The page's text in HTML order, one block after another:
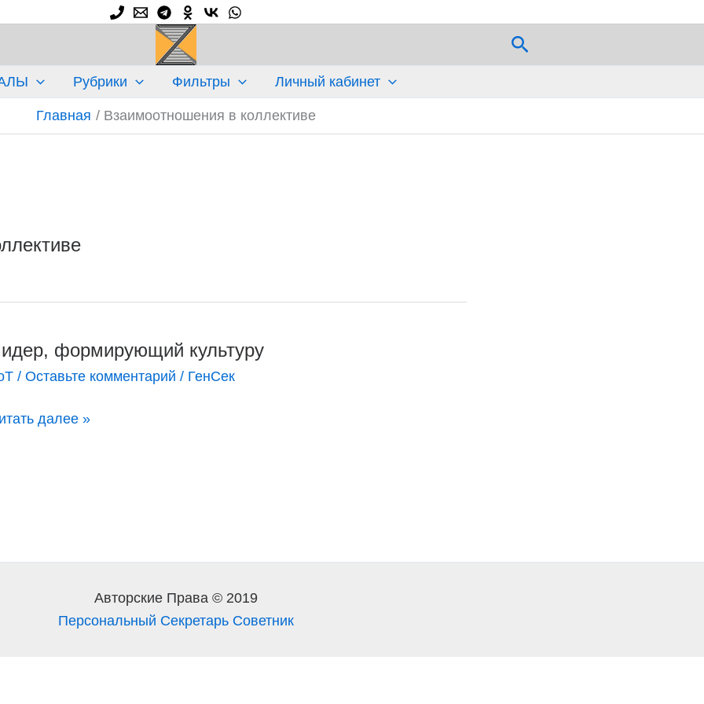
Поиск
Рубрики Фильтры Личный кабинет
Главная Взаимоотношения в коллективе
формирующий культуру
/ Оставьте комментарий / ГенСек
далее »
Авторские Права © 2019
Персональный Секретарь Советник